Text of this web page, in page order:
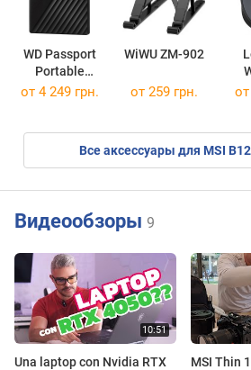
WD Passport
Portable
WDBYVG0010BBK
WiWU ZM-902
от 4 249 грн. от 259 грн.
Все аксессуары для MSI
Видеообзоры 9
Una laptop con Nvidia RTX
MSI Thin 15